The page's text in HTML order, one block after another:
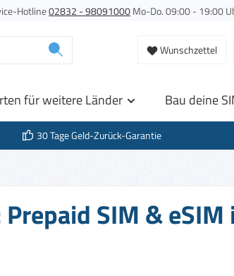
Hotline02832 - 98091000Mo-Do. 09:00 - 19:00
Wunschzettel
für weitere Länder Bau deine
30 Tage Geld-Zurück-Garantie
SIM &